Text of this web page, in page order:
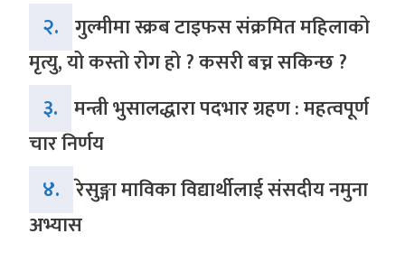
२. गुल्मीमा स्क्रब टाइफस संक्रमित महिलाको
मृत्यु, यो कस्तो रोग हो ? कसरी बच्न सकिन्छ ?
३. मन्त्री भुसालद्धारा पदभार ग्रहण : महत्वपूर्ण
चार निर्णय
४. रेसुङ्गा माविका विद्यार्थीलाई संसदीय नमुना
अभ्यास